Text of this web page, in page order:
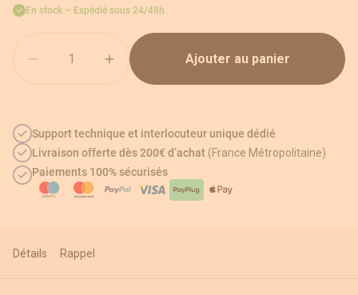
En stock – Expédié sous 24/48h
Ajouter au panier
Support technique et interlocuteur unique dédié
Livraison offerte dès 200€ d’achat (France Métropolitaine)
Paiements 100% sécurisés
Détails Rappel